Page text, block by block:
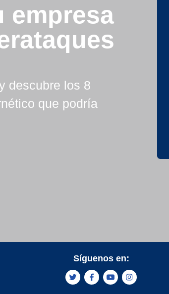
empresa
descubre los 8
que podría
Síguenos en: